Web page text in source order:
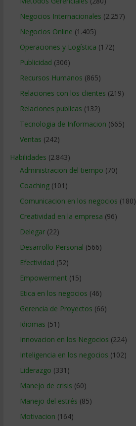
Negocios Internacionales (2.257)
Negocios Online (1.405)
Operaciones y Logística (172)
Publicidad (306)
Recursos Humanos (865)
Relaciones con los clientes (219)
Relaciones publicas (132)
Tecnologia de Informacion (665)
Ventas (242)
Habilidades (2.843)
Administracion del tiempo (70)
Coaching(101)
Comunicacion en los negocios (180)
Creatividad en la empresa (96)
Delegar(22)
Desarrollo Personal (566)
Efectividad (52)
Empowerment (15)
Etica en los negocios (46)
Gerencia de Proyectos (66)
Idiomas (51)
Innovacion en los Negocios (224)
Inteligencia en los negocios (102)
Liderazgo (331)
Manejo de crisis (60)
Manejo del estrés (85)
Motivacion (164)